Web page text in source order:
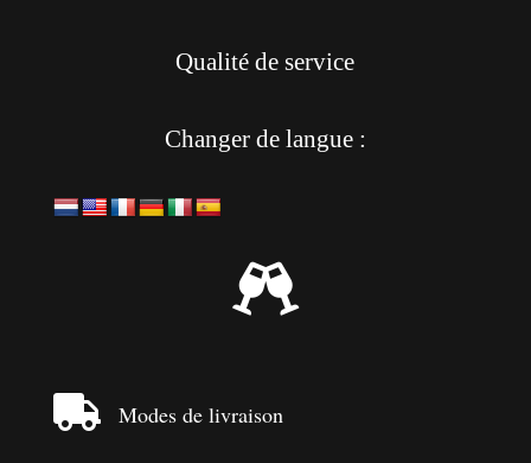
Qualité de service
Changer de langue :

 Modes de livraison